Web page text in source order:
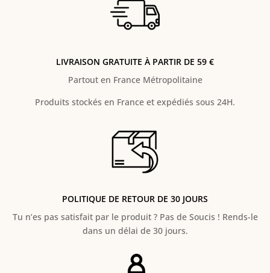
LIVRAISON GRATUITE À PARTIR DE 59 €
Partout en France Métropolitaine
Produits stockés en France et expédiés sous 24H.
POLITIQUE DE RETOUR DE 30 JOURS
Tu n’es pas satisfait par le produit ? Pas de Soucis ! Rends-le
dans un délai de 30 jours.